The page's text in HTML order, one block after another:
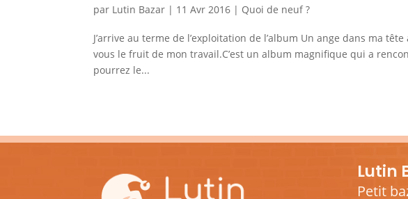
par Lutin Bazar | 11 Avr 2016 | Quoi de neuf ?
J’arrive au terme de l’exploitation de l’album Un ange dans ma
vous le fruit de mon travail.C’est un album magnifique qui a
pourrez le...
Lutin
Petit